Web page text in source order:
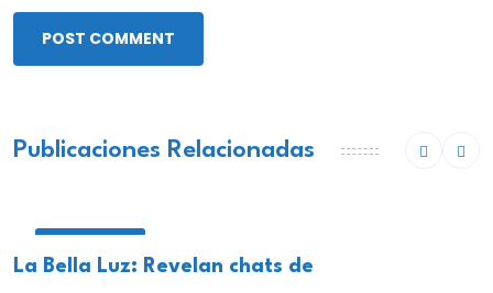
POST COMMENT
Publicaciones Relacionadas
La Bella Luz: Revelan chats de